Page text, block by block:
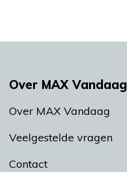
Over MAX Vandaag
Over MAX Vandaag
Veelgestelde vragen
Contact